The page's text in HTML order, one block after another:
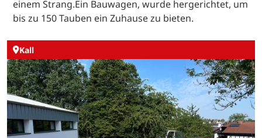
einem Strang.Ein Bauwagen, wurde hergerichtet, um
bis zu 150 Tauben ein Zuhause zu bieten.
Kall